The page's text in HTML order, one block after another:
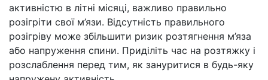
активністю в літні місяці, важливо правильно
розігріти свої м’язи. Відсутність правильного
розігріву може збільшити ризик розтягнення м’яза
або напруження спини. Приділіть час на розтяжку і
розслаблення перед тим, як зануритися в будь-яку